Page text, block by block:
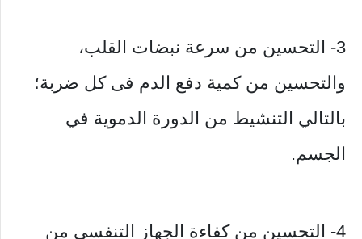
3- التحسين من سرعة نبضات القلب،
والتحسين من كمية دفع الدم فى كل ضربة؛
بالتالي التنشيط من الدورة الدموية في
الجسم.
4- التحسين من كفاءة الجهاز التنفسي من